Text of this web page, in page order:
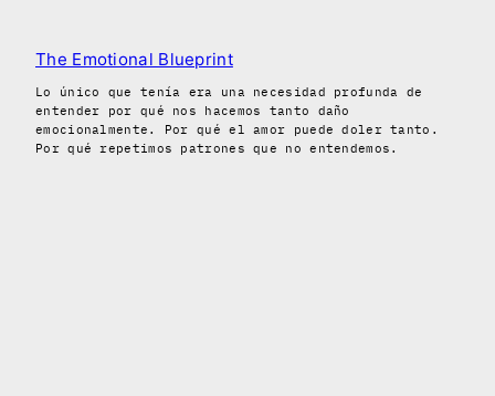
The Emotional Blueprint
Lo único que tenía era una necesidad profunda de
entender por qué nos hacemos tanto daño
emocionalmente. Por qué el amor puede doler tanto.
Por qué repetimos patrones que no entendemos.